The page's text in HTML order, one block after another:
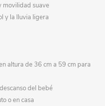
movilidad suave
y la lluvia ligera
altura de 36 cm a 59 cm para
del bebé
o en casa